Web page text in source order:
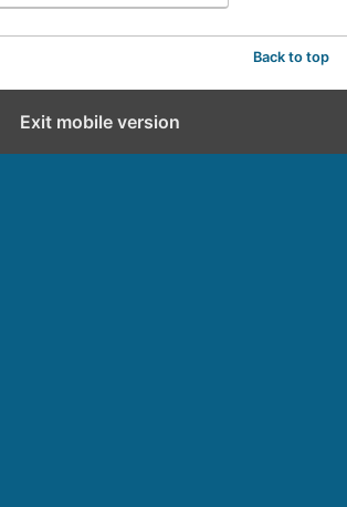
Back to top
Exit mobile version